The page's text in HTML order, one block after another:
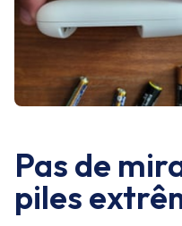
Pas de
piles